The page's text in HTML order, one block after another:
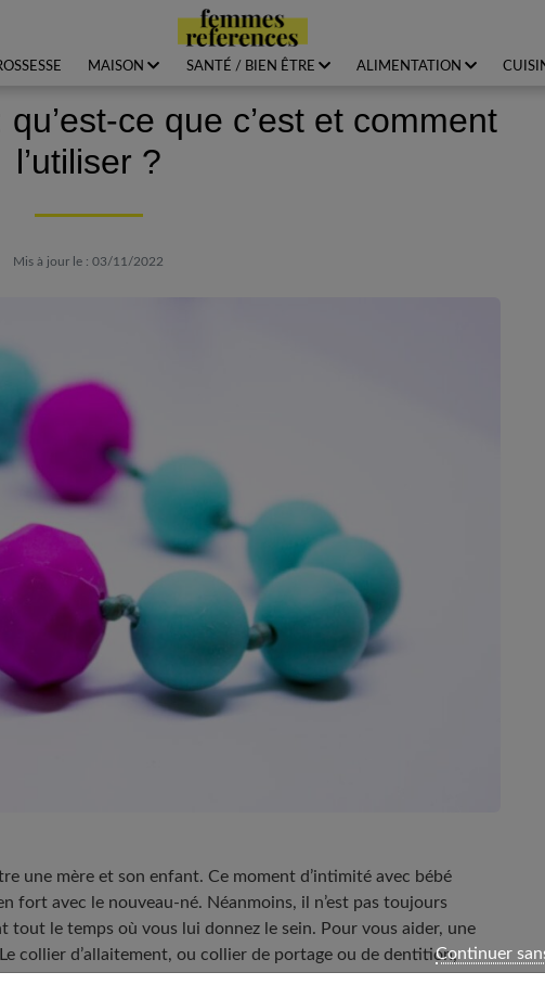
MAISON SANTÉ / BIEN ÊTRE ALIMENTATION
ce que c’est et comment
l’utiliser ?
Mis à jour le : 03/11/2022
une mère et son enfant. Ce moment d’intimité avec bébé
fort avec le nouveau-né. Néanmoins, il n’est pas toujours
tout le temps où vous lui donnez le sein. Pour vous aider, une
Le collier d’allaitement, ou collier de portage ou de dentition,Continuer